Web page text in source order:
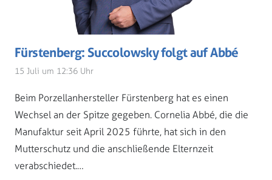
Fürstenberg: Succolowsky folgt auf Abbé
15 Juli um 12:36 Uhr
Beim Porzellanhersteller Fürstenberg hat es einen
Wechsel an der Spitze gegeben. Cornelia Abbé, die die
Manufaktur seit April 2025 führte, hat sich in den
Mutterschutz und die anschließende Elternzeit
verabschiedet.…